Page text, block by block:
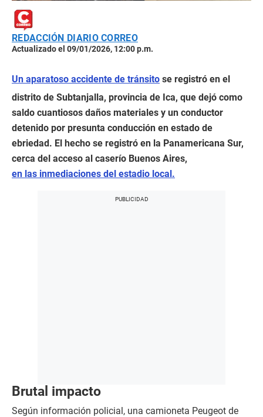
REDACCIÓN DIARIO CORREO
Actualizado el 09/01/2026, 12:00 p.m.
Un aparatoso accidente de tránsito se registró en el
distrito de Subtanjalla, provincia de Ica, que dejó como
saldo cuantiosos daños materiales y un conductor
detenido por presunta conducción en estado de
ebriedad. El hecho se registró en la Panamericana Sur,
cerca del acceso al caserío Buenos Aires,
en las inmediaciones del estadio local.
Brutal impacto
Según información policial, una camioneta Peugeot de